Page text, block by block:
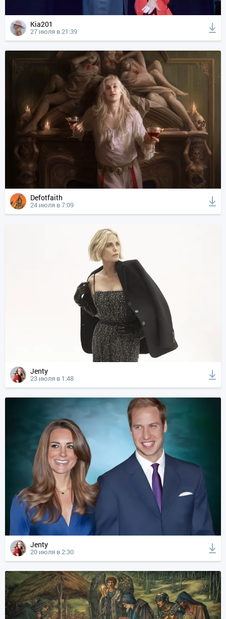
Kia201
27 июля в 21:39
Defotfaith
24 июля в 7:09
Jenty
23 июля в 1:48
Jenty
20 июля в 2:30